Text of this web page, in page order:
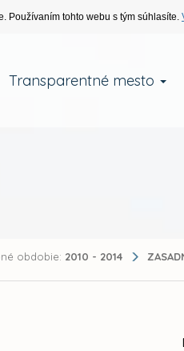
Používaním tohto webu s tým súhlasíte.
Transparentné mesto
obdobie: 2010 - 2014